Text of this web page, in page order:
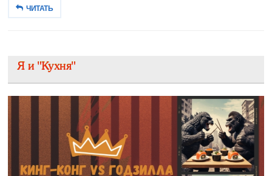
ЧИТАТЬ
Я и "Кухня"